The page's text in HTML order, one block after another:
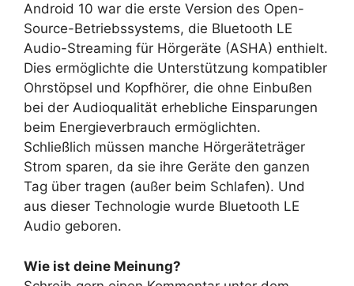
Android 10 war die erste Version des Open-
Source-Betriebssystems, die Bluetooth LE
Audio-Streaming für Hörgeräte (ASHA) enthielt.
Dies ermöglichte die Unterstützung kompatibler
Ohrstöpsel und Kopfhörer, die ohne Einbußen
bei der Audioqualität erhebliche Einsparungen
beim Energieverbrauch ermöglichten.
Schließlich müssen manche Hörgeräteträger
Strom sparen, da sie ihre Geräte den ganzen
Tag über tragen (außer beim Schlafen). Und
aus dieser Technologie wurde Bluetooth LE
Audio geboren.
Wie ist deine Meinung?